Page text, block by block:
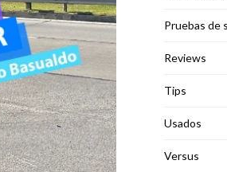
Pruebas de
Reviews
Tips
Usados
Versus